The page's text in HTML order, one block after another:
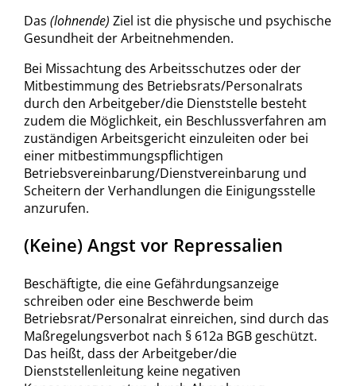
Das (lohnende) Ziel ist die physische und psychische
Gesundheit der Arbeitnehmenden.
Bei Missachtung des Arbeitsschutzes oder der
Mitbestimmung des Betriebsrats/Personalrats
durch den Arbeitgeber/die Dienststelle besteht
zudem die Möglichkeit, ein Beschlussverfahren am
zuständigen Arbeitsgericht einzuleiten oder bei
einer mitbestimmungspflichtigen
Betriebsvereinbarung/Dienstvereinbarung und
Scheitern der Verhandlungen die Einigungsstelle
anzurufen.
(Keine) Angst vor Repressalien
Beschäftigte, die eine Gefährdungsanzeige
schreiben oder eine Beschwerde beim
Betriebsrat/Personalrat einreichen, sind durch das
Maßregelungsverbot nach § 612a BGB geschützt.
Das heißt, dass der Arbeitgeber/die
Dienststellenleitung keine negativen